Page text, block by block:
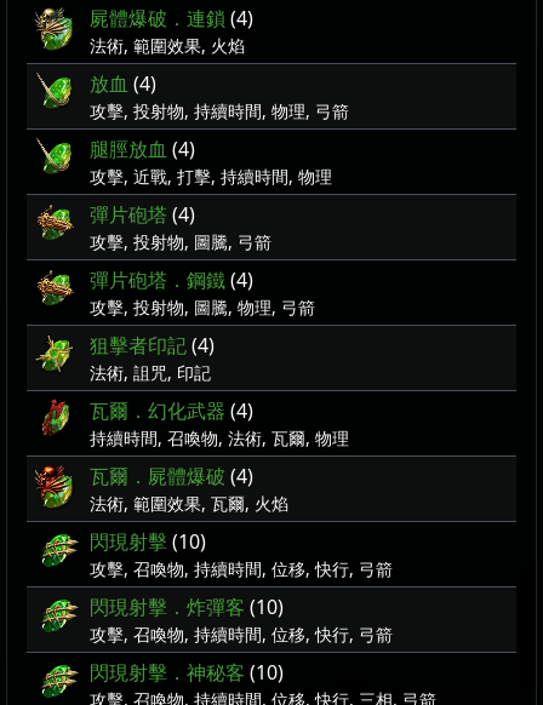
屍體爆破．連鎖 (4)
法術, 範圍效果, 火焰
放血 (4)
攻擊, 投射物, 持續時間, 物理, 弓箭
腿脛放血 (4)
攻擊, 近戰, 打擊, 持續時間, 物理
彈片砲塔 (4)
攻擊, 投射物, 圖騰, 弓箭
彈片砲塔．鋼鐵(4)
攻擊, 投射物, 圖騰, 物理, 弓箭
狙擊者印記(4)
法術, 詛咒, 印記
瓦爾．幻化武器 (4)
持續時間, 召喚物, 法術, 瓦爾, 物理
瓦爾．屍體爆破 (4)
法術, 範圍效果, 瓦爾, 火焰
閃現射擊(10)
攻擊, 召喚物, 持續時間, 位移, 快行, 弓箭
閃現射擊．炸彈客 (10)
攻擊, 召喚物, 持續時間, 位移, 快行, 弓箭
閃現射擊．神秘客 (10)
攻擊, 召喚物, 持續時間, 位移, 快行, 三相, 弓箭